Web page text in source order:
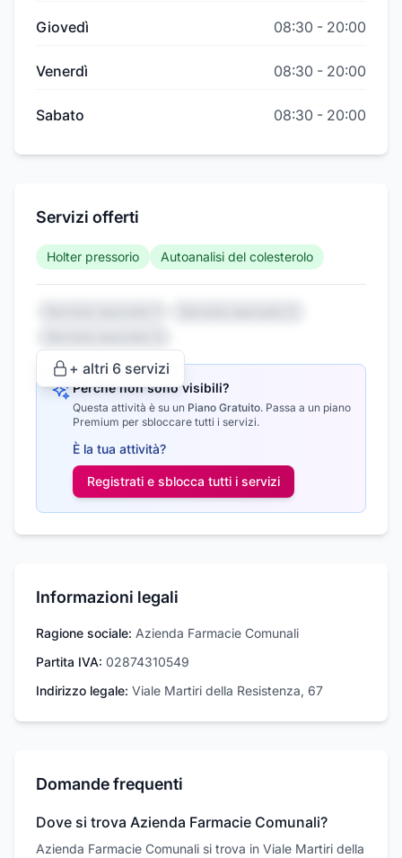
Giovedì 08:30 - 20:00
Venerdì 08:30 - 20:00
Sabato 08:30 - 20:00
Servizi offerti
Holter pressorio Autoanalisi del colesterolo
+ altri 6 servizi
Perché non sono visibili?
Questa attività è su un Piano Gratuito. Passa a un piano
Premium per sbloccare tutti i servizi.
È la tua attività?
Registrati e sblocca tutti i servizi
Informazioni legali
Ragione sociale: Azienda Farmacie Comunali
Partita IVA: 02874310549
Indirizzo legale: Viale Martiri della Resistenza, 67
Domande frequenti
Dove si trova Azienda Farmacie Comunali?
Azienda Farmacie Comunali si trova in Viale Martiri della